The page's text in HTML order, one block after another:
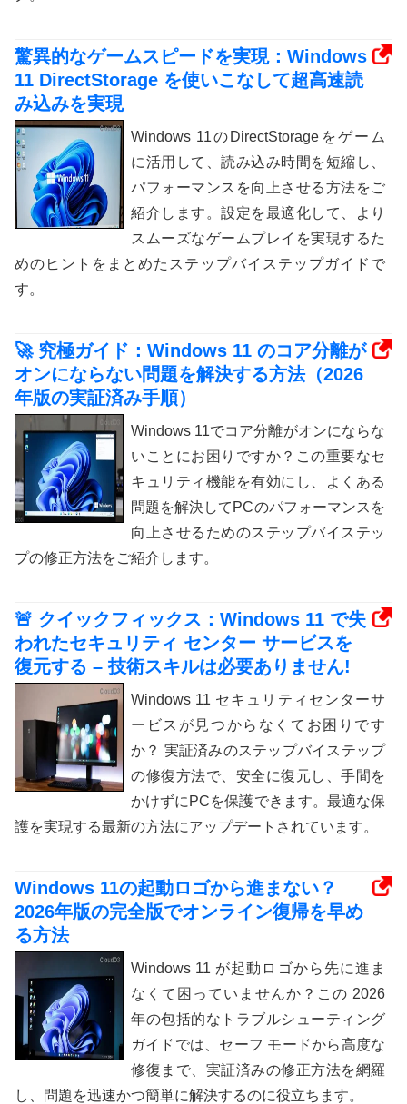
驚異的なゲームスピードを実現：Windows
11 DirectStorage を使いこなして超高速読
み込みを実現
Windows 11のDirectStorageをゲーム
に活用して、読み込み時間を短縮し、
パフォーマンスを向上させる方法をご
紹介します。設定を最適化して、より
スムーズなゲームプレイを実現するた
めのヒントをまとめたステップバイステップガイドで
す。
🚀 究極ガイド：Windows 11 のコア分離が
オンにならない問題を解決する方法（2026
年版の実証済み手順）
Windows 11でコア分離がオンにならな
いことにお困りですか？この重要なセ
キュリティ機能を有効にし、よくある
問題を解決してPCのパフォーマンスを
向上させるためのステップバイステッ
プの修正方法をご紹介します。
🚨 クイックフィックス：Windows 11 で失
われたセキュリティ センター サービスを
復元する – 技術スキルは必要ありません!
Windows 11 セキュリティセンターサ
ービスが見つからなくてお困りです
か？ 実証済みのステップバイステップ
の修復方法で、安全に復元し、手間を
かけずにPCを保護できます。最適な保
護を実現する最新の方法にアップデートされています。
Windows 11の起動ロゴから進まない？
2026年版の完全版でオンライン復帰を早め
る方法
Windows 11 が起動ロゴから先に進ま
なくて困っていませんか？この 2026
年の包括的なトラブルシューティング
ガイドでは、セーフ モードから高度な
修復まで、実証済みの修正方法を網羅
し、問題を迅速かつ簡単に解決するのに役立ちます。